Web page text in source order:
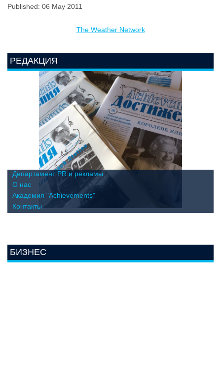
Published: 06 May 2011
The Weather Network
РЕДАКЦИЯ
Департамент PR и рекламы
О нас
Академия "Achievements"
Контакты
БИЗНЕС